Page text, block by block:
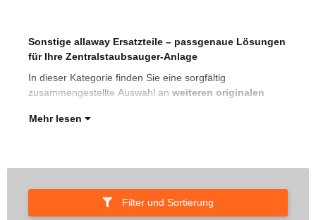
Sonstige allaway Ersatzteile – passgenaue Lösungen
für Ihre Zentralstaubsauger-Anlage
In dieser Kategorie finden Sie eine sorgfältig
zusammengestellte Auswahl an weiteren originalen
Mehr lesen
Filter und Sortierung